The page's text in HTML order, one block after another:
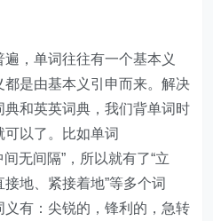
，单词往往有一个基本义
都是由基本义引申而来。解决
和英英词典，我们背单词时
可以了。比如单词
无间隔”，所以就有了“立
地、紧接着地”等多个词
义有：尖锐的，锋利的，急转